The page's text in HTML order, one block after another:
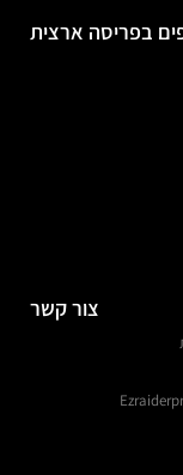
בפריסה ארצית
צור קשר